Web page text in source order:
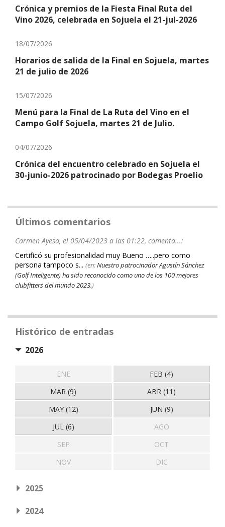
Crónica y premios de la Fiesta Final Ruta del
Vino 2026, celebrada en Sojuela el 21-jul-2026
18/07/2026
Horarios de salida de la Final en Sojuela, martes
21 de julio de 2026
15/07/2026
Menú para la Final de La Ruta del Vino en el
Campo Golf Sojuela, martes 21 de Julio.
04/07/2026
Crónica del encuentro celebrado en Sojuela el
30-junio-2026 patrocinado por Bodegas Proelio
Últimos comentarios
Carmen Ayesa, el 05/04/2023 a las 01:22, comenta...:
Certificó su profesionalidad muy Bueno …..pero como
persona tampoco s... (en:Nuestro patrocinador Agustín Sánchez
(Golf Inteligente) ha sido reconocido como uno de los 100 mejores
clubfitters del mundo 2023.)
Histórico de entradas
2026
ENE
FEB (4)
MAR (9)
ABR (11)
MAY (12)
JUN (9)
JUL (6)
AGO
SEP
OCT
NOV
DIC
2025
2024